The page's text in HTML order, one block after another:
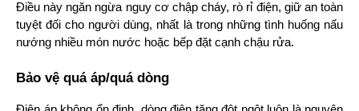
Điều này ngăn ngừa nguy cơ chập cháy, rò rỉ điện, giữ an toàn
tuyệt đối cho người dùng, nhất là trong những tình huống nấu
nướng nhiều món nước hoặc bếp đặt cạnh chậu rửa.
Bảo vệ quá áp/quá dòng